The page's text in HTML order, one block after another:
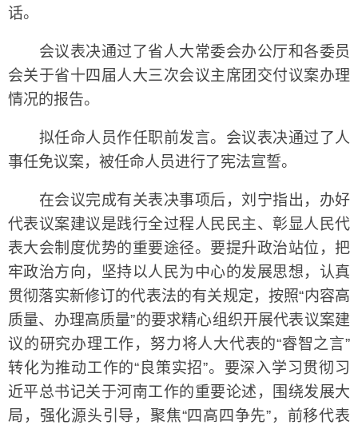
话。
会议表决通过了省人大常委会办公厅和各委员
会关于省十四届人大三次会议主席团交付议案办理
情况的报告。
拟任命人员作任职前发言。会议表决通过了人
事任免议案，被任命人员进行了宪法宣誓。
在会议完成有关表决事项后，刘宁指出，办好
代表议案建议是践行全过程人民民主、彰显人民代
表大会制度优势的重要途径。要提升政治站位，把
牢政治方向，坚持以人民为中心的发展思想，认真
贯彻落实新修订的代表法的有关规定，按照“内容高
质量、办理高质量”的要求精心组织开展代表议案建
议的研究办理工作，努力将人大代表的“睿智之言”
转化为推动工作的“良策实招”。要深入学习贯彻习
近平总书记关于河南工作的重要论述，围绕发展大
局，强化源头引导，聚焦“四高四争先”，前移代表